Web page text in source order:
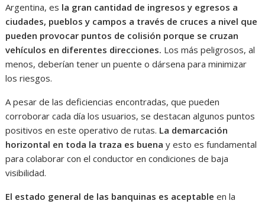
Argentina, es la gran cantidad de ingresos y egresos a
ciudades, pueblos y campos a través de cruces a nivel que
pueden provocar puntos de colisión porque se cruzan
vehículos en diferentes direcciones. Los más peligrosos, al
menos, deberían tener un puente o dársena para minimizar
los riesgos.
A pesar de las deficiencias encontradas, que pueden
corroborar cada día los usuarios, se destacan algunos puntos
positivos en este operativo de rutas. La demarcación
horizontal en toda la traza es buena y esto es fundamental
para colaborar con el conductor en condiciones de baja
visibilidad.
El estado general de las banquinas es aceptable en la